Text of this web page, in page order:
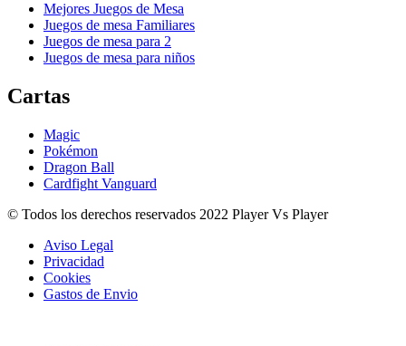
Mejores Juegos de Mesa
Juegos de mesa Familiares
Juegos de mesa para 2
Juegos de mesa para niños
Cartas
Magic
Pokémon
Dragon Ball
Cardfight Vanguard
© Todos los derechos reservados 2022 Player Vs Player
Aviso Legal
Privacidad
Cookies
Gastos de Envio